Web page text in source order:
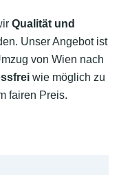
Qualität und
Unser Angebot ist
von Wien nach
wie möglich zu
fairen Preis.